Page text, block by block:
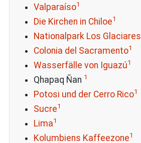
Valparaíso1
Die Kirchen in Chiloe1
Nationalpark Los Glaciares
Colonia del Sacramento1
Wasserfälle von Iguazú1
Qhapaq Ñan 1
Potosi und der Cerro Rico1
Sucre1
Lima1
Kolumbiens Kaffeezone1